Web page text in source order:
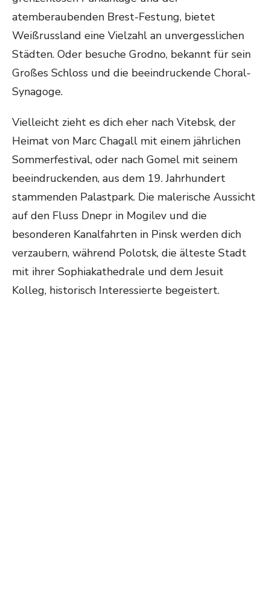
atemberaubenden Brest-Festung, bietet
Weißrussland eine Vielzahl an unvergesslichen
Städten. Oder besuche Grodno, bekannt für sein
Großes Schloss und die beeindruckende Choral-
Synagoge.
Vielleicht zieht es dich eher nach Vitebsk, der
Heimat von Marc Chagall mit einem jährlichen
Sommerfestival, oder nach Gomel mit seinem
beeindruckenden, aus dem 19. Jahrhundert
stammenden Palastpark. Die malerische Aussicht
auf den Fluss Dnepr in Mogilev und die
besonderen Kanalfahrten in Pinsk werden dich
verzaubern, während Polotsk, die älteste Stadt
mit ihrer Sophiakathedrale und dem Jesuit
Kolleg, historisch Interessierte begeistert.